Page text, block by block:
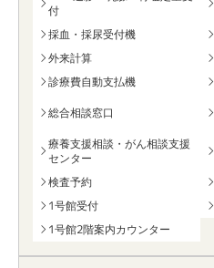
付
採血・採尿受付機
外来計算
診療費自動支払機
総合相談窓口
療養支援相談・がん相談支援
センター
検査予約
1号館受付
1号館2階案内カウンター